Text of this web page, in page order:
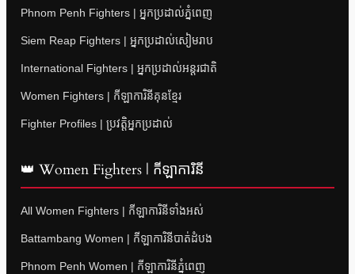
Phnom Penh Fighters | អ្នកប្រដាល់ភ្នំពេញ
Siem Reap Fighters | អ្នកប្រដាល់សៀមរាប
International Fighters | អ្នកប្រដាល់អន្តរជាតិ
Women Fighters | កីឡាការិនីគុនខ្មែរ
Fighter Profiles | ប្រវត្តិអ្នកប្រដាល់
👑 Women Fighters | កីឡាការិនី
All Women Fighters | កីឡាការិនីទាំងអស់
Battambang Women | កីឡាការិនីបាត់ដំបង
Phnom Penh Women | កីឡាការិនីភ្នំពេញ